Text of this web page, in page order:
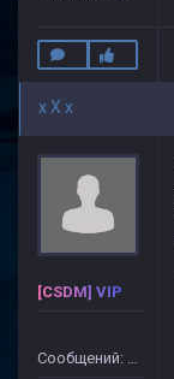
x X x
[CSDM] VIP
Сообщений: 499